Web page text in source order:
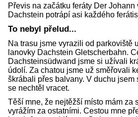
Převis na začátku feráty Der Johann
Dachstein potrápí asi každého
To nebyl přelud...
Na trasu jsme vyrazili od parkoviště
lanovky Dachstein Gletscherbahn.
Dachsteinsüdwand jsme si užívali
údolí. Za chatou jsme už směřovali
škrábali přes balvany. V duchu jsem
se nechtěl vracet.
Těší mne, že nejtěžší místo mám za
vyrážím za ostatními. Cestou mne